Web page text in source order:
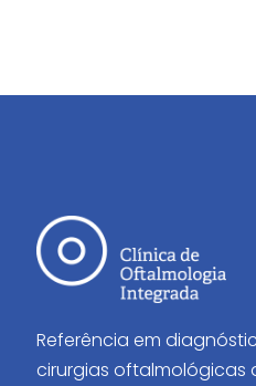
Referência em
cirurgias oftalmológicas